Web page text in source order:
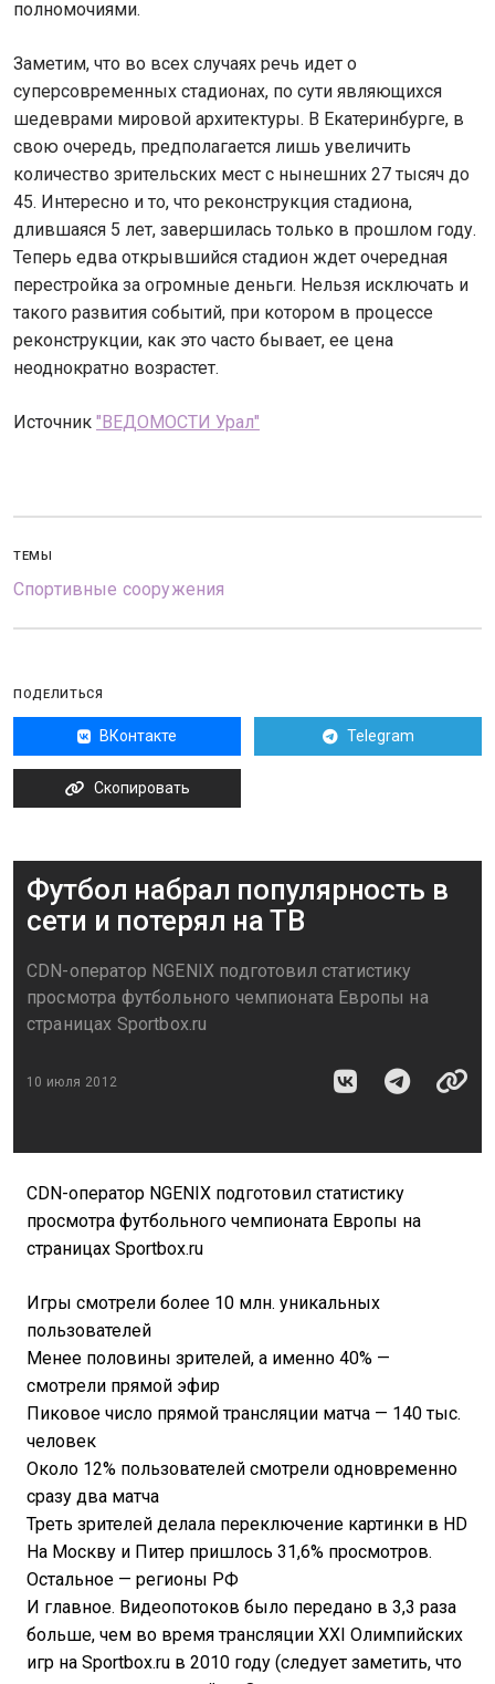
полномочиями.
Заметим, что во всех случаях речь идет о
суперсовременных стадионах, по сути являющихся
шедеврами мировой архитектуры. В Екатеринбурге, в
свою очередь, предполагается лишь увеличить
количество зрительских мест с нынешних 27 тысяч до
45. Интересно и то, что реконструкция стадиона,
длившаяся 5 лет, завершилась только в прошлом году.
Теперь едва открывшийся стадион ждет очередная
перестройка за огромные деньги. Нельзя исключать и
такого развития событий, при котором в процессе
реконструкции, как это часто бывает, ее цена
неоднократно возрастет.
Источник "ВЕДОМОСТИ Урал"
ТЕМЫ
Спортивные сооружения
ПОДЕЛИТЬСЯ
ВКонтакте Telegram
Скопировать
Футбол набрал популярность в
сети и потерял на ТВ
CDN-оператор NGENIX подготовил статистику
просмотра футбольного чемпионата Европы на
страницах Sportbox.ru
10 июля 2012
СDN-оператор NGENIX подготовил статистику
просмотра футбольного чемпионата Европы на
страницах Sportbox.ru
Игры смотрели более 10 млн. уникальных
пользователей
Менее половины зрителей, а именно 40% —
смотрели прямой эфир
Пиковое число прямой трансляции матча — 140 тыс.
человек
Около 12% пользователей смотрели одновременно
сразу два матча
Треть зрителей делала переключение картинки в HD
На Москву и Питер пришлось 31,6% просмотров.
Остальное — регионы РФ
И главное. Видеопотоков было передано в 3,3 раза
больше, чем во время трансляции XXI Олимпийских
игр на Sportbox.ru в 2010 году (следует заметить, что